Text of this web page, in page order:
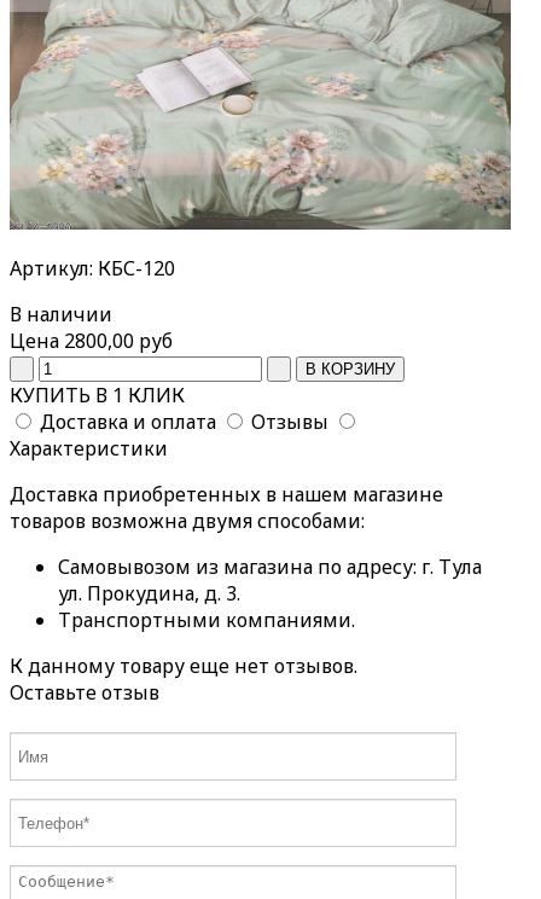
Артикул: КБС-120
В наличии
Цена 2800,00 руб
КУПИТЬ В 1 КЛИК
Доставка и оплата
Отзывы
Характеристики
Доставка приобретенных в нашем магазине
товаров возможна двумя способами:
Самовывозом из магазина по адресу: г. Тула
ул. Прокудина, д. 3.
Транспортными компаниями.
К данному товару еще нет отзывов.
Оставьте отзыв